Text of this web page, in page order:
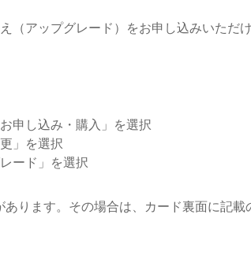
（アップグレード）をお申し込みいただ
申し込み・購入」を選択
」を選択
ード」を選択
ります。その場合は、カード裏面に記